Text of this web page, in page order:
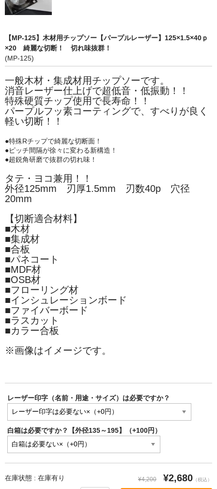
【MP-125】木材用チップソー【パープルレーザー】125×1.5×40ｐ
×20 綺麗な切断！ 切れ味抜群！
(MP-125)
一般木材・集成材用チップソーです。
消音レーザー仕上げで超低音・低振動！！
特殊硬質チップ使用で長寿命！！
パープルフッ素コーティングで、すべりが良く
軽い切断！！
●特殊Rチップで綺麗な切断面！
●ピッチ間隔が徐々に変わる新構造！
●超鋭角研磨で抜群の切れ味！
タテ・ヨコ兼用！！
外径125mm 刃厚1.5mm 刃数40p 穴径
20mm
【切断適合材料】
■木材
■集成材
■合板
■パネコート
■MDF材
■OSB材
■フローリング材
■インシュレーションボード
■ファイバーボード
■ラスカット
■カラー合板
※画像はイメージです。
レーザー印字（名前・用途・サイズ）は必要ですか？
白箱は必要ですか？【外径135～195】（+100円）
在庫状態 : 在庫有り ¥4,200 ¥2,680 （税込）